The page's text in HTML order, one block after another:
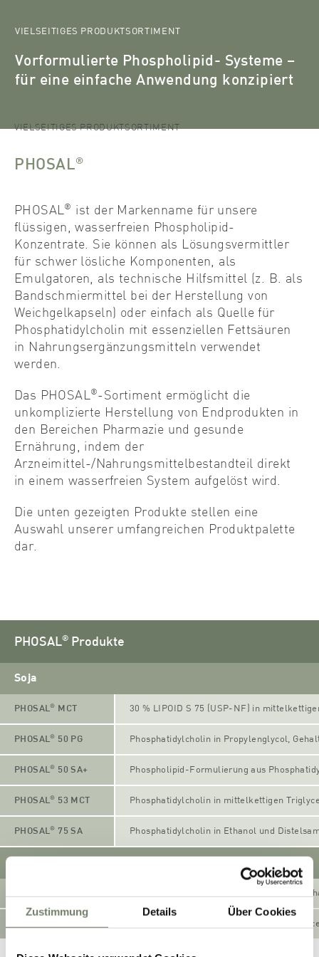
Zustimmung Details Über Cookies
VIELSEITIGES PRODUKTSORTIMENT
Vorformulierte Phospholipid- Systeme –
für eine einfache Anwendung konzipiert
VIELSEITIGES PRODUKTSORTIMENT
PHOSAL®
PHOSAL®
ist der Markenname für unsere
flüssigen, wasserfreien Phospholipid-
Konzentrate. Sie können als Lösungsvermittler
für schwer lösliche Komponenten, als
Emulgatoren, als technische Hilfsmittel (z. B. als
Bandschmiermittel bei der Herstellung von
Weichgelkapseln) oder einfach als Quelle für
Phosphatidylcholin mit essenziellen Fettsäuren
in Nahrungsergänzungsmitteln verwendet
werden.
Das PHOSAL®-Sortiment ermöglicht die
unkomplizierte Herstellung von Endprodukten in
den Bereichen Pharmazie und gesunde
Ernährung, indem der
Arzneimittel-/Nahrungsmittelbestandteil direkt
in einem wasserfreien System aufgelöst wird.
Die unten gezeigten Produkte stellen eine
Auswahl unserer umfangreichen Produktpalette
dar.
PHOSAL® Produkte
Soja
PHOSAL® MCT 30 % LIPOID S 75 (USP-NF) in
PHOSAL® 50 PG Phosphatidylcholin in Propylenglycol,
PHOSAL® 50 SA+ Phospholipid-Formulierung aus
PHOSAL® 53 MCT Phosphatidylcholin in mittelkettigen
PHOSAL® 75 SA Phosphatidylcholin in Ethanol und
Phosphatidylcholin in Sonnenblumenöl,
Phosphatidylcholin in mittelkettigen